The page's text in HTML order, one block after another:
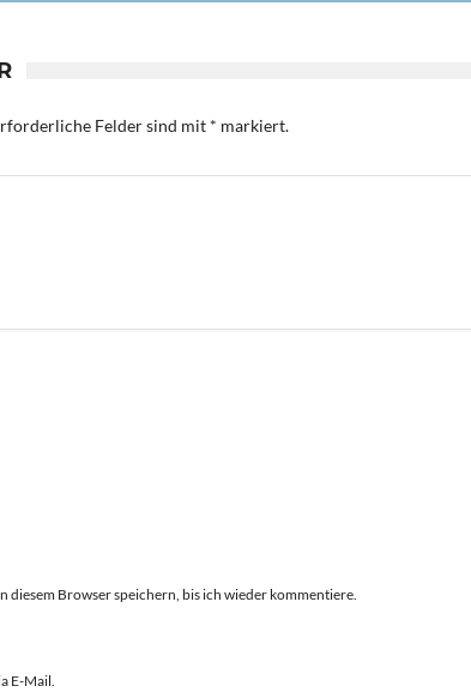
Felder sind mit * markiert.
diesem Browser speichern, bis ich wieder kommentiere.
E-Mail.